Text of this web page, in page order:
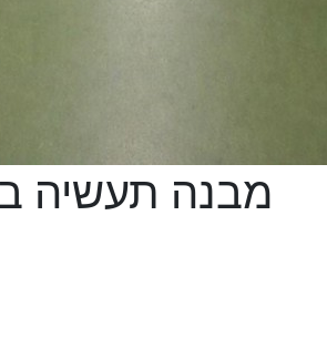
מבנה תעשיה